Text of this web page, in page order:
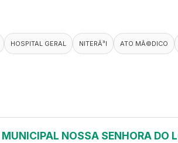
HOSPITAL GERAL NITERÃ³I ATO MÃ©DICO
NOSSA SENHORA DO